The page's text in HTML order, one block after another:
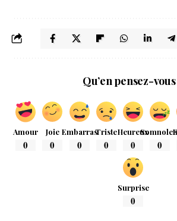
Qu’en pensez-vous
Amour
0
Joie
0
Embarras
0
Triste
0
Heureux
0 0
Surprise
0